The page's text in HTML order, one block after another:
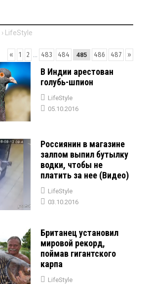
› LifeStyle
« 1 2 483 484 485 486 487 »
В Индии арестован
голубь-шпион
LifeStyle
05.10.2016
Россиянин в магазине
залпом выпил бутылку
водки, чтобы не
платить за нее (Видео)
LifeStyle
03.10.2016
Британец установил
мировой рекорд,
поймав гигантского
карпа
LifeStyle